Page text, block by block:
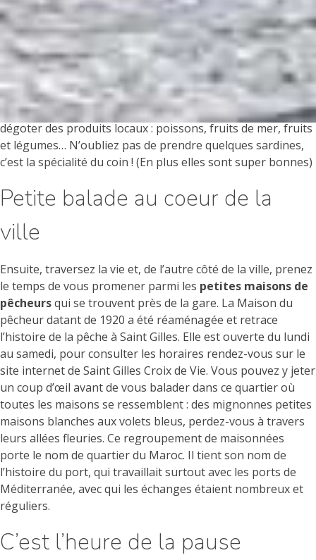
Fraîcheur et légèreté matinale
Commençons la journée par un peu de fraîcheur et faisons
un tour au
marché de la ville
. Tous les mardis, jeudis et
dimanche matins, se tient le marché de Saint Gilles, Place du
Marché aux herbes et place du Vieux Port. Vous pourrez y
dégoter des produits locaux : poissons, fruits de mer, fruits
et légumes… N’oubliez pas de prendre quelques sardines,
c’est la spécialité du coin ! (En plus elles sont super bonnes)
Petite balade au coeur de la
ville
Ensuite, traversez la vie et, de l’autre côté de la ville, prenez
le temps de vous promener parmi les petites maisons de
pêcheursqui se trouvent près de la gare. La Maison du
pêcheur datant de 1920 a été réaménagée et retrace
l’histoire de la pêche à Saint Gilles. Elle est ouverte du lundi
au samedi, pour consulter les horaires rendez-vous sur le
site internet de Saint Gilles Croix de Vie. Vous pouvez y jeter
un coup d’œil avant de vous balader dans ce quartier où
toutes les maisons se ressemblent : des mignonnes petites
maisons blanches aux volets bleus, perdez-vous à travers
leurs allées fleuries. Ce regroupement de maisonnées
porte le nom de quartier du Maroc. Il tient son nom de
l’histoire du port, qui travaillait surtout avec les ports de
Méditerranée, avec qui les échanges étaient nombreux et
réguliers.
C’est l’heure de la pause